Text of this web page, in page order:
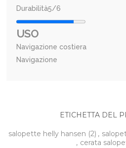
Durabilità5/6
USO
Navigazione costiera
Navigazione
ETICHETTA DEL
salopette helly hansen (2) ,
, cerata